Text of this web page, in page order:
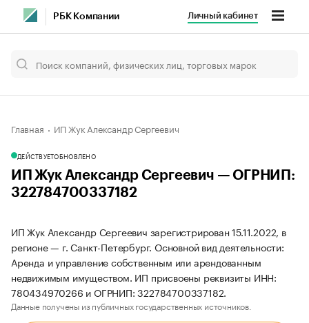
РБК Компании Личный кабинет
Главная ИП Жук Александр Сергеевич
ДЕЙСТВУЕТОБНОВЛЕНО
ИП Жук Александр Сергеевич — ОГРНИП:
322784700337182
ИП Жук Александр Сергеевич зарегистрирован 15.11.2022, в
регионе — г. Санкт-Петербург. Основной вид деятельности:
Аренда и управление собственным или арендованным
недвижимым имуществом. ИП присвоены реквизиты ИНН:
780434970266 и ОГРНИП: 322784700337182.
Данные получены из публичных государственных источников.